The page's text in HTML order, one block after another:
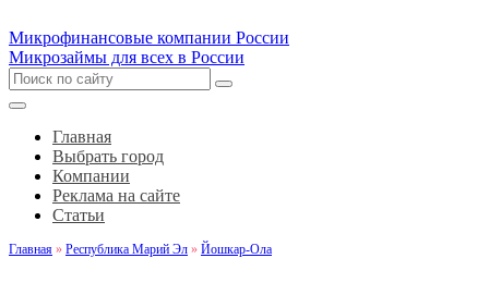
Микрофинансовые компании России
Микрозаймы для всех в России
Главная
Выбрать город
Компании
Реклама на сайте
Статьи
Главная » Республика Марий Эл » Йошкар-Ола